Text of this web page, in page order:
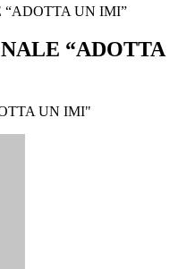
“ADOTTA UN IMI”
“ADOTTA
UN IMI"